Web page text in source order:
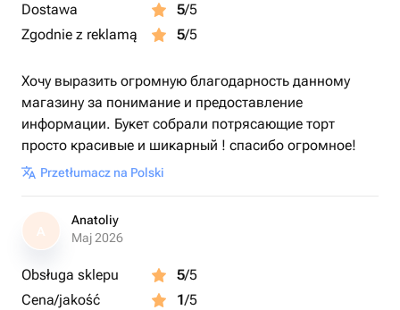
Dostawa
5/5
Zgodnie z reklamą
5/5
Хочу выразить огромную благодарность данному
магазину за понимание и предоставление
информации. Букет собрали потрясающие торт
просто красивые и шикарный ! спасибо огромное!
Przetłumacz na Polski
A
Anatoliy
Maj 2026
Obsługa sklepu 5/5
Cena/jakość
1/5